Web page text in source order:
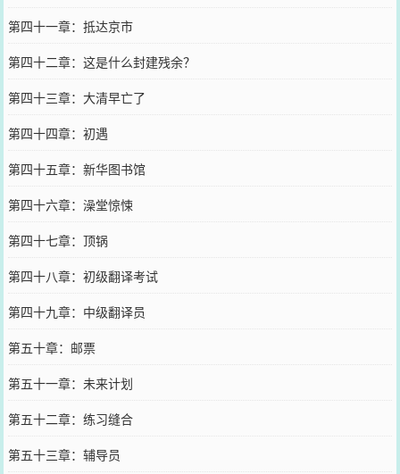
第四十一章：抵达京市
第四十二章：这是什么封建残余？
第四十三章：大清早亡了
第四十四章：初遇
第四十五章：新华图书馆
第四十六章：澡堂惊悚
第四十七章：顶锅
第四十八章：初级翻译考试
第四十九章：中级翻译员
第五十章：邮票
第五十一章：未来计划
第五十二章：练习缝合
第五十三章：辅导员